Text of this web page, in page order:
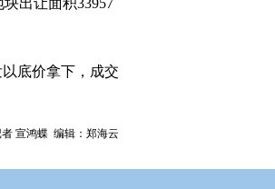
出让面积33957
底价拿下，成交
宣鸿蝶 编辑：郑海云